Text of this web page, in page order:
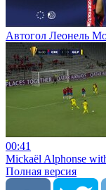
Автогол Леонель
00:41
Mickaël Alphonse
Полная версия